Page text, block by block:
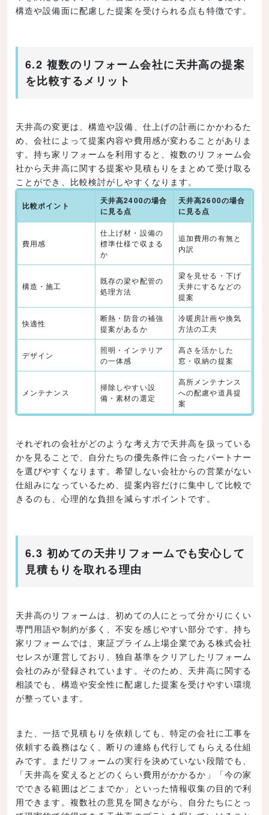
構造や設備面に配慮した提案を受けられる点も特徴です。
6.2 複数のリフォーム会社に天井高の提案
を比較するメリット
天井高の変更は、構造や設備、仕上げの計画にかかわるた
め、会社によって提案内容や費用感が変わることがありま
す。持ち家リフォームを利用すると、複数のリフォーム会
社から天井高に関する提案や見積もりをまとめて受け取る
ことができ、比較検討がしやすくなります。
比較ポイント
天井高2400の場合
に見る点
天井高2600の場合
に見る点
費用感
仕上げ材・設備の
標準仕様で収まる
か
追加費用の有無と
内訳
構造・施工
既存の梁や配管の
処理方法
梁を見せる・下げ
天井にするなどの
提案
快適性
断熱・防音の補強
提案があるか
冷暖房計画や換気
方法の工夫
デザイン
照明・インテリア
の一体感
高さを活かした
窓・収納の提案
メンテナンス
掃除しやすい設
備・素材の選定
高所メンテナンス
への配慮や道具提
案
それぞれの会社がどのような考え方で天井高を扱っている
かを見ることで、自分たちの優先条件に合ったパートナー
を選びやすくなります。希望しない会社からの営業がない
仕組みになっているため、提案内容だけに集中して比較で
きるのも、心理的な負担を減らすポイントです。
6.3 初めての天井リフォームでも安心して
見積もりを取れる理由
天井高のリフォームは、初めての人にとって分かりにくい
専門用語や制約が多く、不安を感じやすい部分です。持ち
家リフォームでは、東証プライム上場企業である株式会社
セレスが運営しており、独自基準をクリアしたリフォーム
会社のみが登録されています。そのため、天井高に関する
相談でも、構造や安全性に配慮した提案を受けやすい環境
が整っています。
また、一括で見積もりを依頼しても、特定の会社に工事を
依頼する義務はなく、断りの連絡も代行してもらえる仕組
みです。まだリフォームの実行を決めていない段階でも、
「天井高を変えるとどのくらい費用がかかるか」「今の家
でできる範囲はどこまでか」といった情報収集の目的で利
用できます。複数社の意見を聞きながら、自分たちにとっ